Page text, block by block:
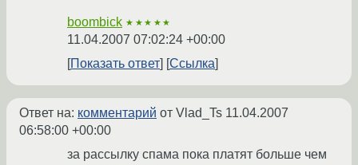
boombick ★★★★★
11.04.2007 07:02:24 +00:00
Показать ответ
Ссылка
Ответ на: комментарий от Vlad_Ts 11.04.2007
06:58:00 +00:00
за рассылку спама пока платят больше чем